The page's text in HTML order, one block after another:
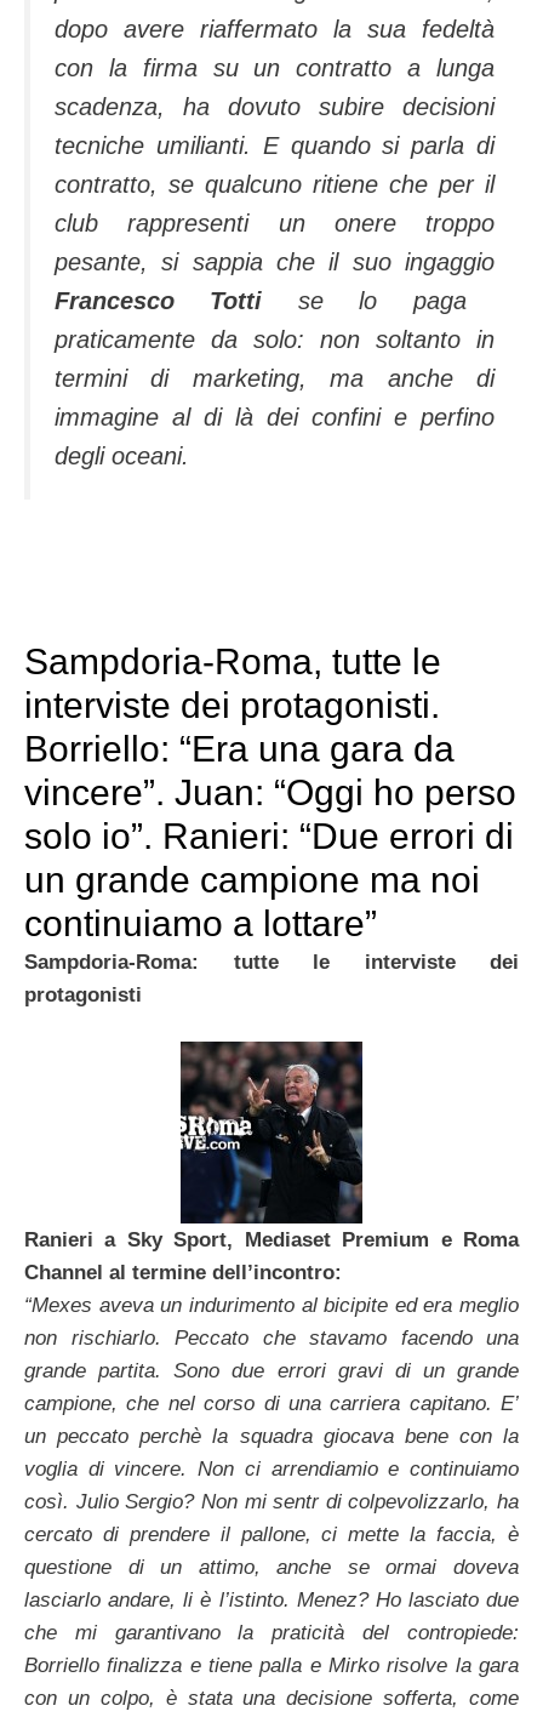
dopo avere riaffermato la sua fedeltà
con la firma su un contratto a lunga
scadenza, ha dovuto subire decisioni
tecniche umilianti. E quando si parla di
contratto, se qualcuno ritiene che per il
club rappresenti un onere troppo
pesante, si sappia che il suo ingaggio
Francesco Totti se lo paga
praticamente da solo: non soltanto in
termini di marketing, ma anche di
immagine al di là dei confini e perfino
degli oceani.
Sampdoria-Roma, tutte le
interviste dei protagonisti.
Borriello: “Era una gara da
vincere”. Juan: “Oggi ho perso
solo io”. Ranieri: “Due errori di
un grande campione ma noi
continuiamo a lottare”
Sampdoria-Roma: tutte le interviste dei
protagonisti
Ranieri a Sky Sport, Mediaset Premium e Roma
Channel al termine dell’incontro:
“Mexes aveva un indurimento al bicipite ed era meglio
non rischiarlo. Peccato che stavamo facendo una
grande partita. Sono due errori gravi di un grande
campione, che nel corso di una carriera capitano. E’
un peccato perchè la squadra giocava bene con la
voglia di vincere. Non ci arrendiamio e continuiamo
così. Julio Sergio? Non mi sentr di colpevolizzarlo, ha
cercato di prendere il pallone, ci mette la faccia, è
questione di un attimo, anche se ormai doveva
lasciarlo andare, li è l’istinto. Menez? Ho lasciato due
che mi garantivano la praticità del contropiede:
Borriello finalizza e tiene palla e Mirko risolve la gara
con un colpo, è stata una decisione sofferta, come